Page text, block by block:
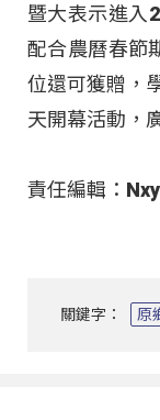
暨大表示進入
配合農曆春節
位還可獲贈，
天開幕活動，
責任編輯：Nxy
關鍵字： 原